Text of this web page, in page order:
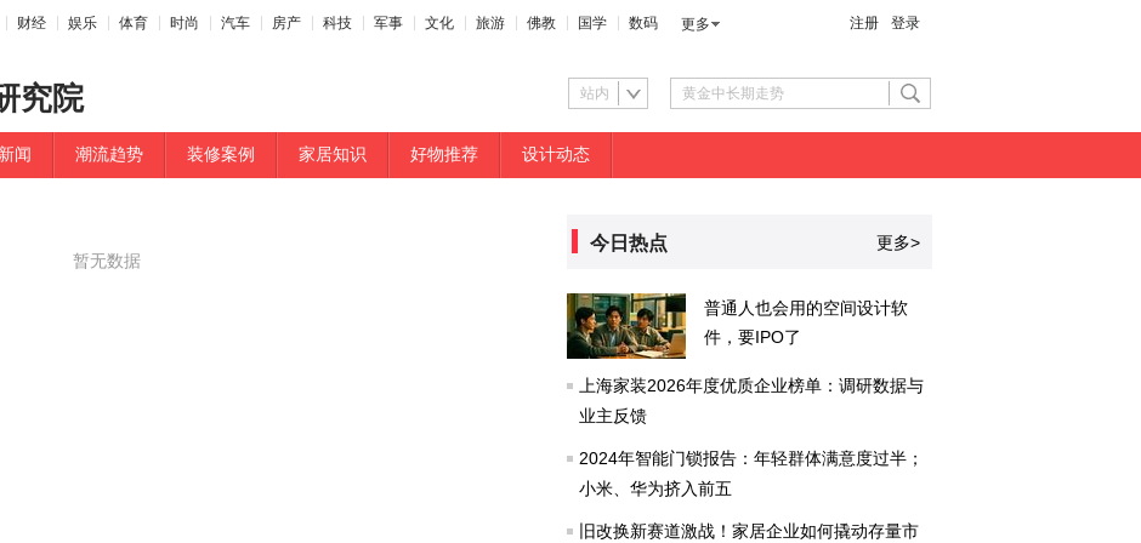
财经 娱乐 体育 时尚 汽车 房产 科技 军事 文化 旅游 佛教 国学 数码 更多 注册 登录
究院 站内
闻 潮流趋势 装修案例 家居知识 好物推荐 设计动态
暂无数据
今日热点 更多>
普通人也会用的空间设计软
件，要IPO了
上海家装2026年度优质企业榜单：调研数据与
业主反馈
2024年智能门锁报告：年轻群体满意度过半；
小米、华为挤入前五
旧改换新赛道激战！家居企业如何撬动存量市